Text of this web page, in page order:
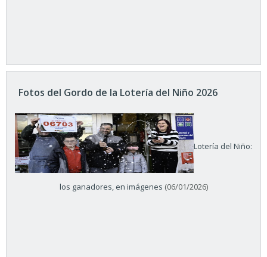
Fotos del Gordo de la Lotería del Niño 2026
Lotería del Niño:
los ganadores, en imágenes (06/01/2026)